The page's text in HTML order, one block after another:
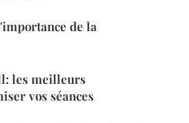
de la
les meilleurs
vos séances